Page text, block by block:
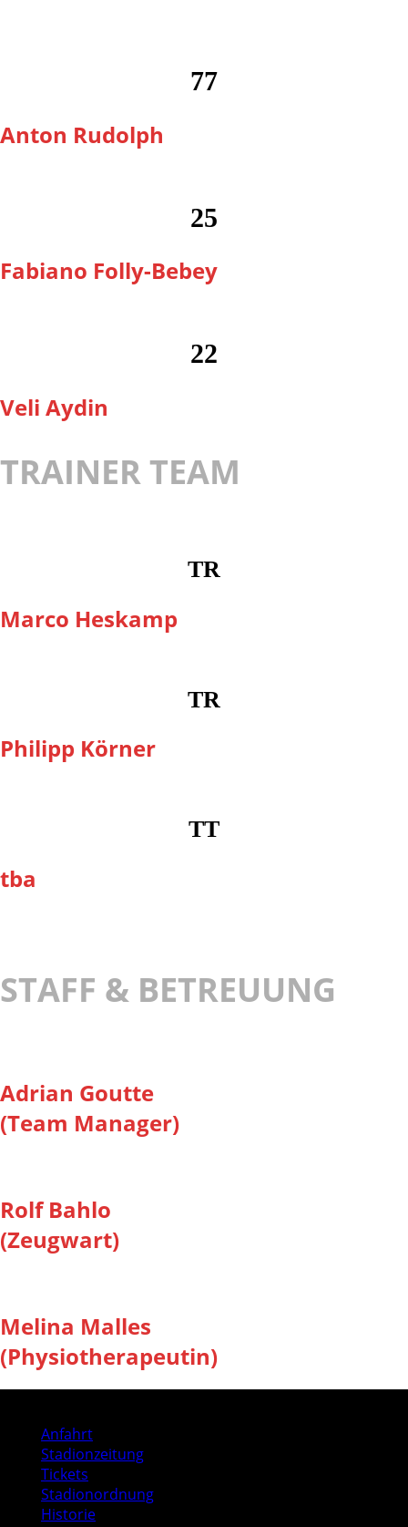
77
Anton Rudolph
25
Fabiano Folly-Bebey
22
Veli Aydin
TRAINER TEAM
TR
Marco Heskamp
TR
Philipp Körner
TT
tba
STAFF & BETREUUNG
Adrian Goutte
(Team Manager)
Rolf Bahlo
(Zeugwart)
Melina Malles
(Physiotherapeutin)
Anfahrt
Stadionzeitung
Tickets
Stadionordnung
Historie